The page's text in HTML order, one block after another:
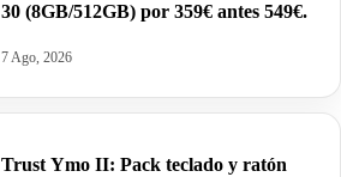
30 (8GB/512GB) por 359€ antes 549€.
7 Ago, 2026
Trust Ymo II: Pack teclado y ratón